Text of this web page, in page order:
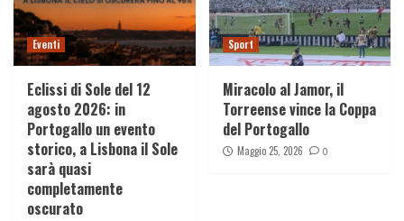
Eventi
Eclissi di Sole del 12
agosto 2026: in
Portogallo un evento
storico, a Lisbona il Sole
sarà quasi
completamente
oscurato
Sport
Miracolo al Jamor, il
Torreense vince la Coppa
del Portogallo
Maggio 25, 2026 0